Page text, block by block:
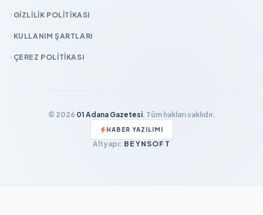
GIZLILIK POLITIKASI
KULLANIM ŞARTLARI
ÇEREZ POLITIKASI
© 2026 01 Adana Gazetesi. Tüm hakları saklıdır.
HABER YAZILIMI
Altyapı: BEYNSOFT